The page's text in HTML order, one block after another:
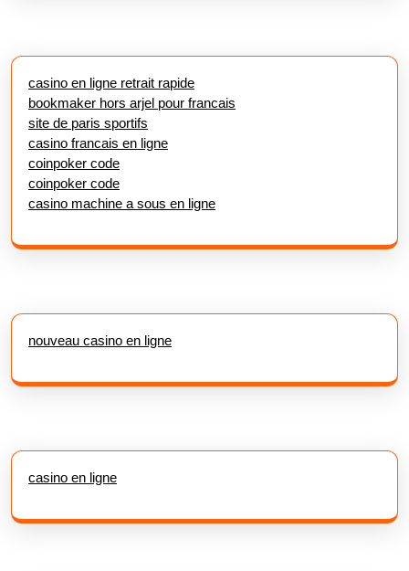
casino en ligne retrait rapide
bookmaker hors arjel pour francais
site de paris sportifs
casino francais en ligne
coinpoker code
coinpoker code
casino machine a sous en ligne
nouveau casino en ligne
casino en ligne